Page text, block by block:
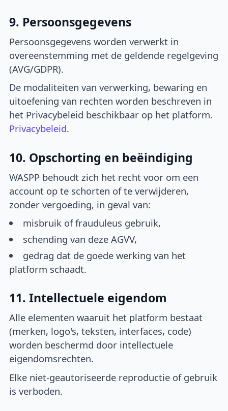
9. Persoonsgegevens
Persoonsgegevens worden verwerkt in
overeenstemming met de geldende regelgeving
(AVG/GDPR).
De modaliteiten van verwerking, bewaring en
uitoefening van rechten worden beschreven in
het Privacybeleid beschikbaar op het platform.
Privacybeleid.
10. Opschorting en beëindiging
WASPP behoudt zich het recht voor om een
account op te schorten of te verwijderen,
zonder vergoeding, in geval van:
misbruik of frauduleus gebruik,
schending van deze AGVV,
gedrag dat de goede werking van het
platform schaadt.
11. Intellectuele eigendom
Alle elementen waaruit het platform bestaat
(merken, logo's, teksten, interfaces, code)
worden beschermd door intellectuele
eigendomsrechten.
Elke niet-geautoriseerde reproductie of gebruik
is verboden.